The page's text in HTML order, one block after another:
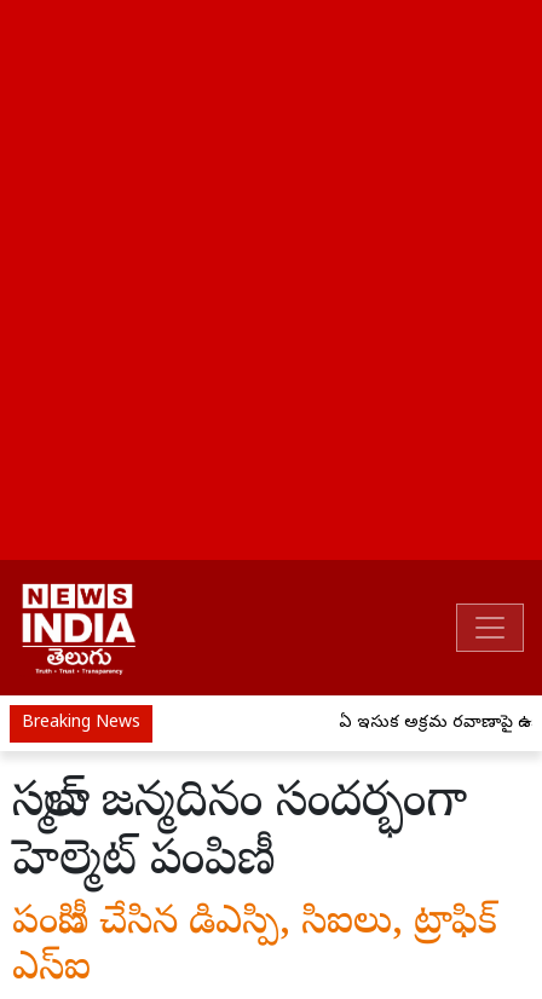
Breaking News ఏపీ ఇసుక అక్రమ రవాణాపై
సల్మాన్ జన్మదినం సందర్భంగా
హెల్మెట్ పంపిణీ
పంపిణీ చేసిన డిఎస్పి, సిఐలు, ట్రాఫిక్
ఎస్ఐ